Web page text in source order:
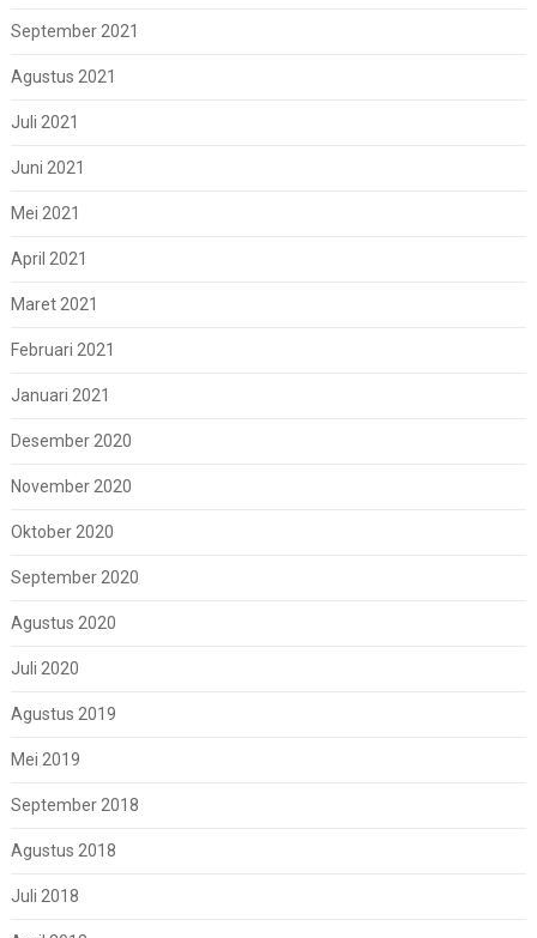
September 2021
Agustus 2021
Juli 2021
Juni 2021
Mei 2021
April 2021
Maret 2021
Februari 2021
Januari 2021
Desember 2020
November 2020
Oktober 2020
September 2020
Agustus 2020
Juli 2020
Agustus 2019
Mei 2019
September 2018
Agustus 2018
Juli 2018